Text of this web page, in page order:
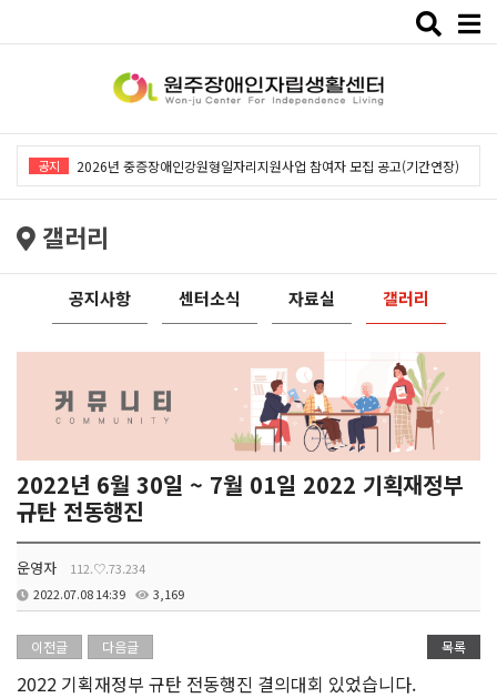
Toggle
공지 2026년 중증장애인강원형일자리지원사업 참여자 모집 공고(기간연장)
2026년 원주장애인자립생활센터 사회복지사 채용공고
2026년 중증장애인동료상담사업 동료상담가 모집공고
2026년 중증장애인강원형일자리사업 참여자 모집 공고
2026년 중증장애인강원형일자리지원사업 참여자 모집 공고(기간연장)
2026년 원주장애인자립생활센터 사회복지사 채용공고
2026년 중증장애인동료상담사업 동료상담가 모집공고
2026년 중증장애인강원형일자리사업 참여자 모집 공고
갤러리
공지사항 센터소식 자료실 갤러리
2022년 6월 30일 ~ 7월 01일 2022 기획재정부
규탄 전동행진
운영자
112.♡.73.234
2022.07.08 14:39
3,169
이전글 다음글 목록
2022 기획재정부 규탄 전동행진 결의대회 있었습니다.